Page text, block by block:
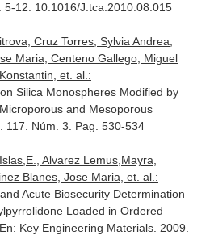
5-12. 10.1016/J.tca.2010.08.015
Cruz Torres, Sylvia Andrea,
Maria, Centeno Gallego, Miguel
et. al.:
Silica Monospheres Modified by
and Mesoporous
117. Núm. 3. Pag. 530-534
Alvarez Lemus,Mayra,
Blanes, Jose Maria, et. al.:
Acute Biosecurity Determination
Loaded in Ordered
En: Key Engineering Materials. 2009.